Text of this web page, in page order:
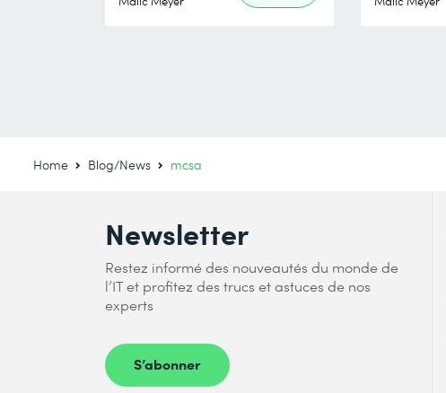
Home Blog/News mcsa
Newsletter
Restez informé des nouveautés du monde de
l’IT et profitez des trucs et astuces de nos
experts
S’abonner